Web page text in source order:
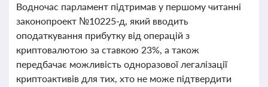
Водночас парламент підтримав у першому читанні
законопроект №10225-д, який вводить
оподаткування прибутку від операцій з
криптовалютою за ставкою 23%, а також
передбачає можливість одноразової легалізації
криптоактивів для тих, хто не може підтвердити